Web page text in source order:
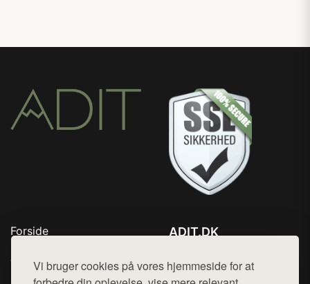
Vi bruger cookies på vores hjemmeside for at
Forside
Top Rabatter
Blog
ADIT.DK
Mail: hej@want.dk